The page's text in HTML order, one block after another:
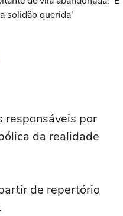
solidão querida'
responsáveis por
da realidade
de repertório